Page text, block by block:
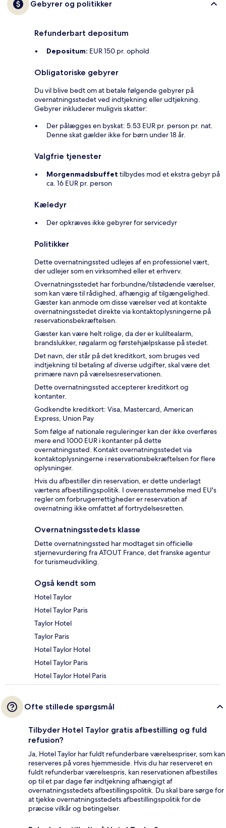
Gebyrer og politikker
Refunderbart depositum
Depositum: EUR 150 pr. ophold
Obligatoriske gebyrer
Du vil blive bedt om at betale følgende gebyrer på
overnatningsstedet ved indtjekning eller udtjekning.
Gebyrer inkluderer muligvis skatter:
Der pålægges en byskat: 5.53 EUR pr. person pr. nat.
Denne skat gælder ikke for børn under 18 år.
Valgfrie tjenester
Morgenmadsbuffet tilbydes mod et ekstra gebyr på
ca. 16 EUR pr. person
Kæledyr
Der opkræves ikke gebyrer for servicedyr
Politikker
Dette overnatningssted udlejes af en professionel vært,
der udlejer som en virksomhed eller et erhverv.
Overnatningsstedet har forbundne/tilstødende værelser,
som kan være til rådighed, afhængig af tilgængelighed.
Gæster kan anmode om disse værelser ved at kontakte
overnatningsstedet direkte via kontaktoplysningerne på
reservationsbekræftelsen.
Gæster kan være helt rolige, da der er kuliltealarm,
brandslukker, røgalarm og førstehjælpskasse på stedet.
Det navn, der står på det kreditkort, som bruges ved
indtjekning til betaling af diverse udgifter, skal være det
primære navn på værelsesreservationen.
Dette overnatningssted accepterer kreditkort og
kontanter.
Godkendte kreditkort: Visa, Mastercard, American
Express, Union Pay
Som følge af nationale reguleringer kan der ikke overføres
mere end 1000 EUR i kontanter på dette
overnatningssted. Kontakt overnatningsstedet via
kontaktoplysningerne i reservationsbekræftelsen for flere
oplysninger.
Hvis du afbestiller din reservation, er dette underlagt
værtens afbestillingspolitik. I overensstemmelse med EU's
regler om forbrugerrettigheder er reservation af
overnatning ikke omfattet af fortrydelsesretten.
Overnatningsstedets klasse
Dette overnatningssted har modtaget sin officielle
stjernevurdering fra ATOUT France, det franske agentur
for turismeudvikling.
Også kendt som
Hotel Taylor
Hotel Taylor Paris
Taylor Hotel
Taylor Paris
Hotel Taylor Hotel
Hotel Taylor Paris
Hotel Taylor Hotel Paris
Ofte stillede spørgsmål
Tilbyder Hotel Taylor gratis afbestilling og fuld
refusion?
Ja, Hotel Taylor har fuldt refunderbare værelsespriser, som kan
reserveres på vores hjemmeside. Hvis du har reserveret en
fuldt refunderbar værelsespris, kan reservationen afbestilles
op til et par dage før indtjekning afhængigt af
overnatningsstedets afbestillingspolitik. Du skal bare sørge for
at tjekke overnatningsstedets afbestillingspolitik for de
præcise vilkår og betingelser.